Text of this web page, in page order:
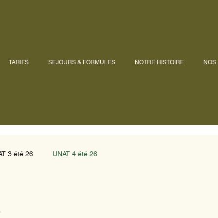
TARIFS SEJOURS & FORMULES NOTRE HISTOIRE NOS
3 été 26 UNAT 4 été 26